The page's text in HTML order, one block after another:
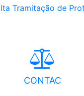
Tramitação de
CONTAC